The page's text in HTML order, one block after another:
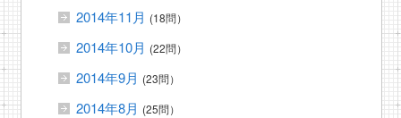
2014年11月 (18問）
2014年10月 (22問）
2014年9月 (23問）
2014年8月 (25問）